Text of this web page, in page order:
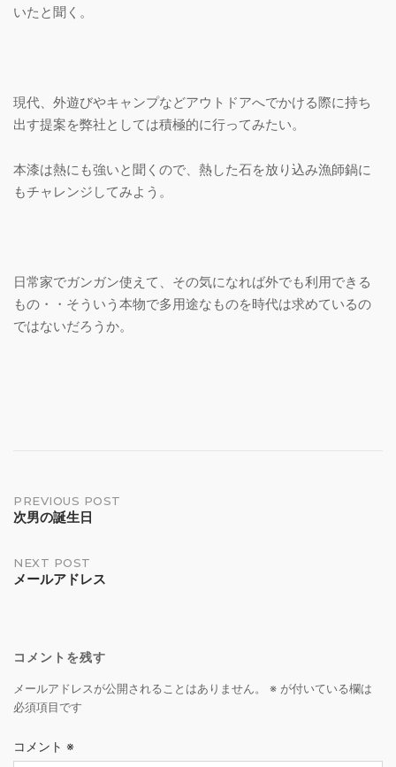
いたと聞く。
現代、外遊びやキャンプなどアウトドアへでかける際に持ち
出す提案を弊社としては積極的に行ってみたい。
本漆は熱にも強いと聞くので、熱した石を放り込み漁師鍋に
もチャレンジしてみよう。
日常家でガンガン使えて、その気になれば外でも利用できる
もの・・そういう本物で多用途なものを時代は求めているの
ではないだろうか。
Post
PREVIOUS POST
次男の誕生日
NEXT POST
メールアドレス
コメントを残す
メールアドレスが公開されることはありません。 ※ が付いている欄は
必須項目です
コメント ※